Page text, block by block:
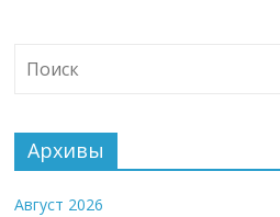
Архивы
Август 2026